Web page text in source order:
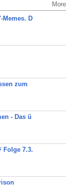
More
D
zum
- Das ü
Folge 7.3.